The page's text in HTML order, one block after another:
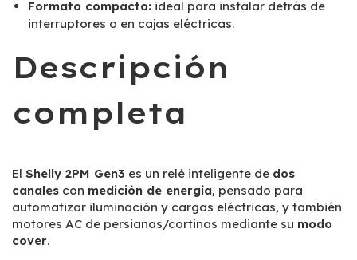
Formato compacto: ideal para instalar detrás de
interruptores o en cajas eléctricas.
Descripción
completa
El Shelly 2PM Gen3 es un relé inteligente de dos
canales con medición de energía, pensado para
automatizar iluminación y cargas eléctricas, y también
motores AC de persianas/cortinas mediante su modo
cover.